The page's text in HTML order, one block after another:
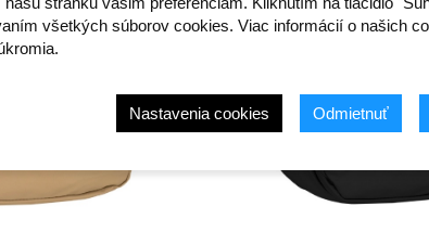
všetkých súborov cookies. Viac informácií o našich
Nastavenia cookies Odmietnuť